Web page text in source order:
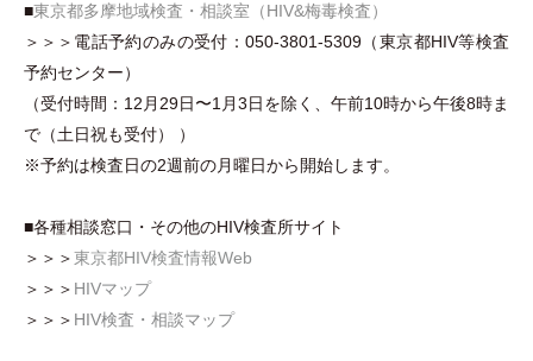
■東京都多摩地域検査 ・ 相談室 （HIV&梅毒検査）
＞＞＞電話予約のみの受付：050-3801-5309 （東京都HIV等検査
予約センター）
（受付時間：12月29日〜1月3日を除く、午前10時から午後8時ま
で （土日祝も受付）
）
※予約は検査日の2週前の月曜日から開始します。
■各種相談窓口 ・ その他のHIV検査所サイト
＞＞＞東京都HIV検査情報Web
＞＞＞ HIVマップ
＞＞＞ HIV検査 ・ 相談マップ